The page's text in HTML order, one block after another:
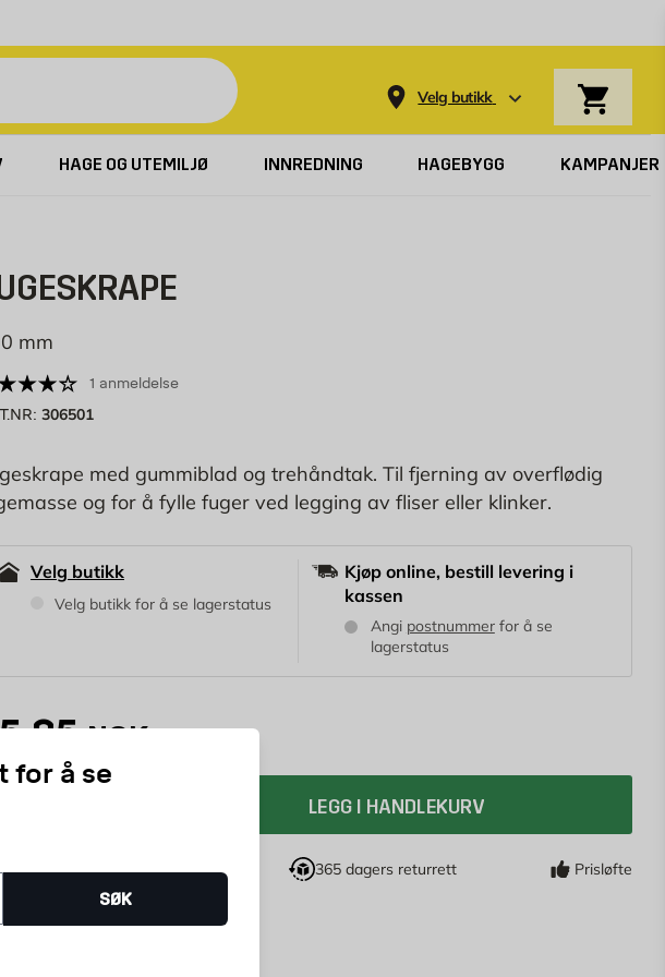
Velg butikk
for å se
SØK
HAGE OG UTEMILJØ INNREDNING HAGEBYGG KAMPANJER
mm
1 anmeldelse
306501
med gummiblad og trehåndtak. Til fjerning av overflødig
og for å fylle fuger ved legging av fliser eller klinker.
Velg butikk
Velg butikk for å se lagerstatus
Kjøp online, bestill levering i
kassen
Angi postnummerfor å se
lagerstatus
NOK
LEGG I HANDLEKURV
Betal for kjøpet ditt i avdrag 365 dagers returrett Prisløfte